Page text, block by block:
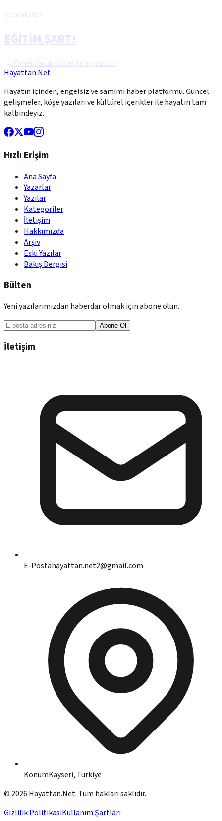
Sonraki Yazı
EĞİTİM ŞART!
← Ömer Faruk Kotaytüm yazıları
Hayattan.Net
Hayatın içinden, engelsiz ve samimi haber platformu. Güncel
gelişmeler, köşe yazıları ve kültürel içerikler ile hayatın tam
kalbindeyiz.
Hızlı Erişim
Ana Sayfa
Yazarlar
Yazılar
Kategoriler
İletişim
Hakkımızda
Arşiv
Eski Yazılar
Bakış Dergisi
Bülten
Yeni yazılarımızdan haberdar olmak için abone olun.
Abone Ol
İletişim
E-Postahayattan.net2@gmail.com
KonumKayseri, Türkiye
© 2026 Hayattan.Net. Tüm hakları saklıdır.
Gizlilik PolitikasıKullanım Şartları